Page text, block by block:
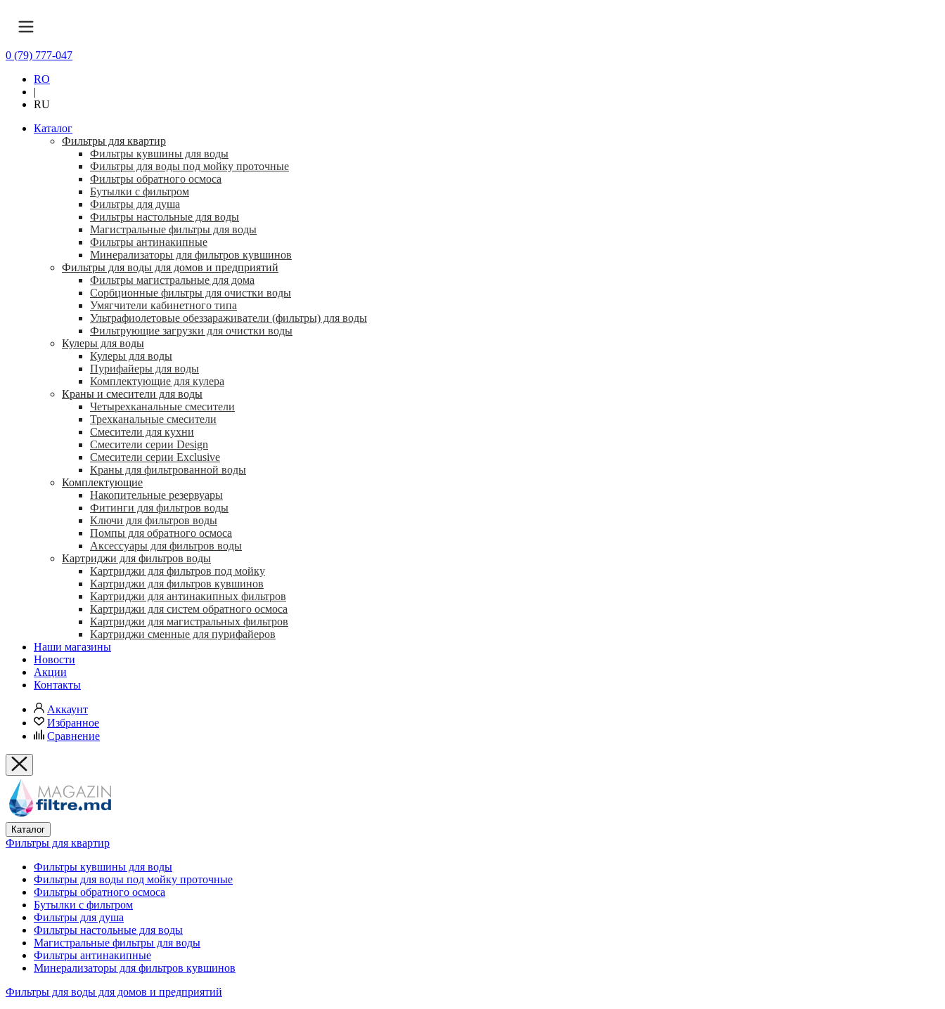
0 (79) 777-047
RO
|
RU
Каталог
Фильтры для квартир
Фильтры кувшины для воды
Фильтры для воды под мойку проточные
Фильтры обратного осмоса
Бутылки с фильтром
Фильтры для душа
Фильтры настольные для воды
Магистральные фильтры для воды
Фильтры антинакипные
Минерализаторы для фильтров кувшинов
Фильтры для воды для домов и предприятий
Фильтры магистральные для дома
Сорбционные фильтры для очистки воды
Умягчители кабинетного типа
Ультрафиолетовые обеззараживатели (фильтры) для воды
Фильтрующие загрузки для очистки воды
Кулеры для воды
Кулеры для воды
Пурифайеры для воды
Комплектующие для кулера
Краны и смесители для воды
Четырехканальные смесители
Трехканальные смесители
Смесители для кухни
Смесители серии Design
Смесители серии Exclusive
Краны для фильтрованной воды
Комплектующие
Накопительные резервуары
Фитинги для фильтров воды
Ключи для фильтров воды
Помпы для обратного осмоса
Аксессуары для фильтров воды
Картриджи для фильтров воды
Картриджи для фильтров под мойку
Картриджи для фильтров кувшинов
Картриджи для антинакипных фильтров
Картриджи для систем обратного осмоса
Картриджи для магистральных фильтров
Картриджи сменные для пурифайеров
Наши магазины
Новости
Акции
Контакты
Аккаунт
Избранное
Сравнение
Каталог
Фильтры для квартир
Фильтры кувшины для воды
Фильтры для воды под мойку проточные
Фильтры обратного осмоса
Бутылки с фильтром
Фильтры для душа
Фильтры настольные для воды
Магистральные фильтры для воды
Фильтры антинакипные
Минерализаторы для фильтров кувшинов
Фильтры для воды для домов и предприятий